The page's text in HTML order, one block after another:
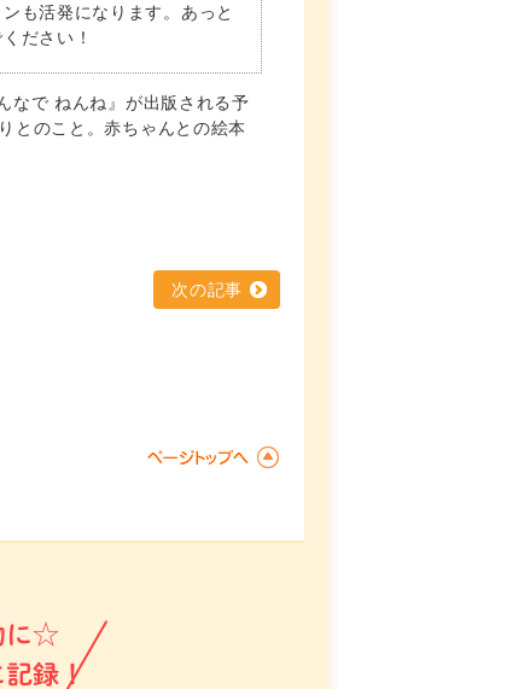
も活発になります。あっと
ださい！
なで ねんね』が出版される予
とのこと。赤ちゃんとの絵本
次の記事
に☆
録！